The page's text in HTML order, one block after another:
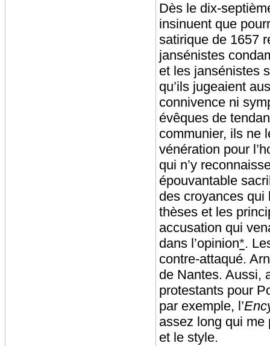
Dès le dix-
insinuent que
satirique de 1657
jansénistes
et les jansénistes
qu’ils jugeaient
connivence ni
évêques de
communier, ils ne
vénération pour
qui n’y
épouvantable
des croyances qui
thèses et les
accusation qui
dans l’opinion*.
contre-attaqué.
de Nantes. Aussi,
protestants pour
par exemple, l’
assez long qui me
et le style.